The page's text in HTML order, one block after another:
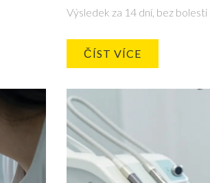
Výsledek za 14 dní, bez
ČÍST VÍCE